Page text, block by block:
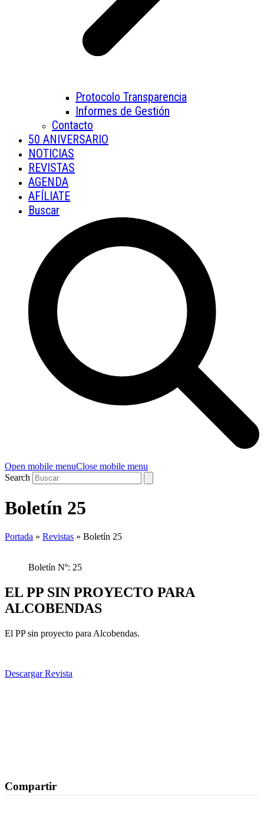
Protocolo Transparencia
Informes de Gestión
Contacto
50 ANIVERSARIO
NOTICIAS
REVISTAS
AGENDA
AFÍLIATE
Buscar
Open mobile menuClose mobile menu
Search
Boletín 25
Portada » Revistas » Boletín 25
Boletín Nº: 25
EL PP SIN PROYECTO PARA
ALCOBENDAS
El PP sin proyecto para Alcobendas.
Descargar Revista
Compartir